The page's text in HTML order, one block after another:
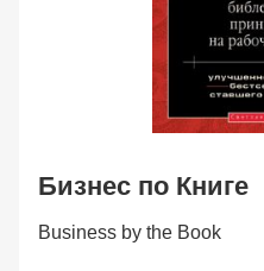
Бизнес по Книге
Business by the Book